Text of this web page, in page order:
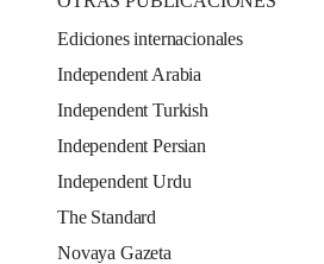
Ediciones internacionales
Independent Arabia
Independent Turkish
Independent Persian
Independent Urdu
The Standard
Novaya Gazeta